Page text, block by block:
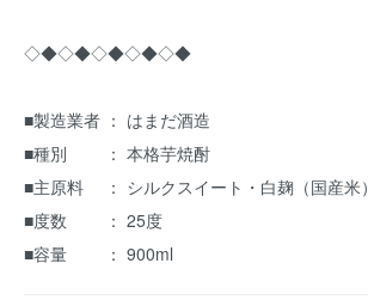
◇◆◇◆◇◆◇◆◇◆
■製造業者 ： はまだ酒造
■種別 ： 本格芋焼酎
■主原料 ： シルクスイート・白麹（国産米）
■度数 ： 25度
■容量 ： 900ml